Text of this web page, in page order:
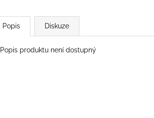
Popis Diskuze
Popis produktu není dostupný